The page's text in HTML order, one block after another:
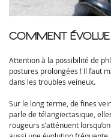
COMMENT ÉVOLUE
Attention à la possibilité de
postures prolongées ! Il faut
dans les troubles veineux.
Sur le long terme, de fines
parle de télangiectasique,
rougeurs s’atténuent